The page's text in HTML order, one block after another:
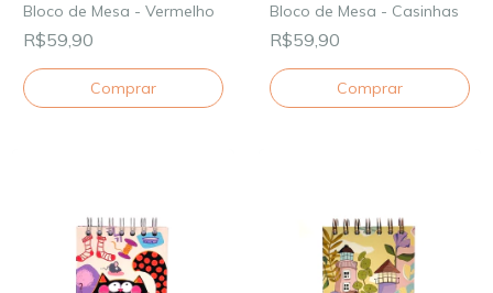
Bloco de Mesa - Vermelho
R$59,90
Bloco de Mesa - Casinhas
R$59,90